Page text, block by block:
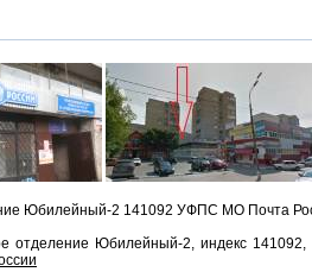
Юбилейный-2 141092 УФПС МО Почта
отделение Юбилейный-2, индекс